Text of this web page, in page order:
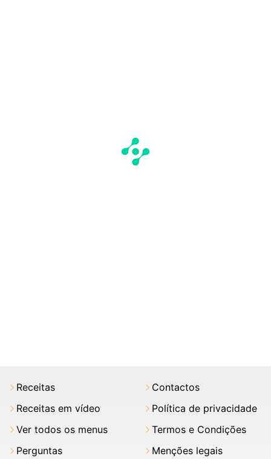
Receitas
Receitas em vídeo
Ver todos os menus
Perguntas
Contactos
Política de privacidade
Termos e Condições
Menções legais